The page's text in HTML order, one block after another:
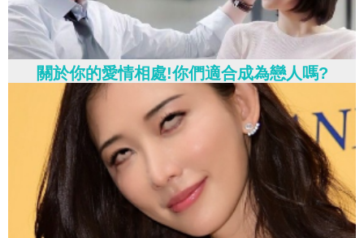
關於你的愛情相處!你們適合成為戀人嗎?